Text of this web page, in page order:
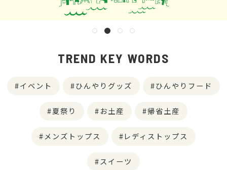
TREND KEY WORDS
イベント ひんやりグッズ ひんやりフード
夏祭り お土産 帰省土産
メンズトップス レディストップス
スイーツ